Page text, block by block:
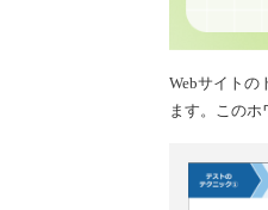
Webサイトの
ます。このホ